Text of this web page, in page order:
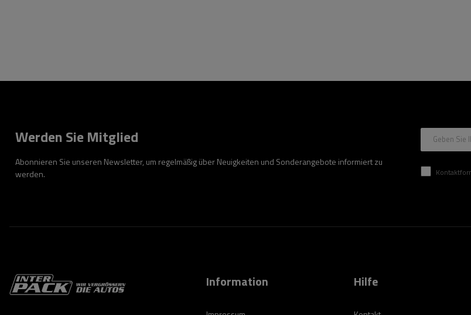
Werden Sie Mitglied
Abonnieren Sie unseren Newsletter, um regelmäßig über Neuigkeiten und Sonderangebote informiert zu
werden.
Geben Sie
Kontaktformular
Information Hilfe